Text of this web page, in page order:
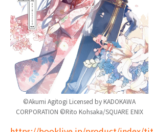
©Akumi Agitogi Licensed by KADOKAWA
CORPORATION ©Rito Kohsaka/SQUARE ENIX